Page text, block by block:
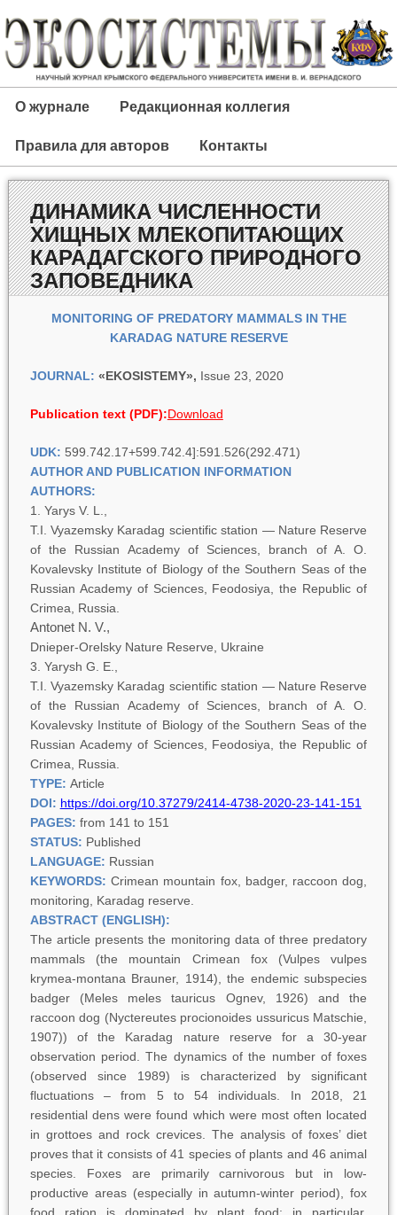
О журнале Редакционная коллегия
Правила для авторов Контакты
ДИНАМИКА ЧИСЛЕННОСТИ
ХИЩНЫХ МЛЕКОПИТАЮЩИХ
КАРАДАГСКОГО ПРИРОДНОГО
ЗАПОВЕДНИКА
MONITORING OF PREDATORY MAMMALS IN THE
KARADAG NATURE RESERVE
JOURNAL: «EKOSISTEMY», Issue 23, 2020
Publication text (PDF):Download
UDK: 599.742.17+599.742.4]:591.526(292.471)
AUTHOR AND PUBLICATION INFORMATION
AUTHORS:
Yarys V. L.,
T.I. Vyazemsky Karadag scientific station — Nature Reserve
of the Russian Academy of Sciences, branch of A. O.
Kovalevsky Institute of Biology of the Southern Seas of the
Russian Academy of Sciences, Feodosiya, the Republic of
Crimea, Russia.
Antonet N. V.,
Dnieper-Orelsky Nature Reserve, Ukraine
Yarysh G. E.,
T.I. Vyazemsky Karadag scientific station — Nature Reserve
of the Russian Academy of Sciences, branch of A. O.
Kovalevsky Institute of Biology of the Southern Seas of the
Russian Academy of Sciences, Feodosiya, the Republic of
Crimea, Russia.
TYPE: Article
DOI: https://doi.org/10.37279/2414-4738-2020-23-141-151
PAGES: from 141 to 151
STATUS: Published
LANGUAGE: Russian
KEYWORDS:Crimean mountain fox, badger, raccoon dog,
monitoring, Karadag reserve.
ABSTRACT (ENGLISH):
The article presents the monitoring data of three predatory
mammals (the mountain Crimean fox (Vulpes vulpes
krymea-montana Brauner, 1914), the endemic subspecies
badger (Meles meles tauricus Ognev, 1926) and the
raccoon dog (Nyctereutes procionoides ussuricusMatschie,
1907)) of the Karadag nature reserve for a 30-year
observation period. The dynamics of the number of foxes
(observed since 1989) is characterized by significant
fluctuations – from 5 to 54 individuals. In 2018, 21
residential dens were found which were most often located
in grottoes and rock crevices. The analysis of foxes’ diet
proves that it consists of 41 species of plants and 46 animal
species. Foxes are primarily carnivorous but in low-
productive areas (especially in autumn-winter period), fox
food ration is dominated by plant food: in particular,